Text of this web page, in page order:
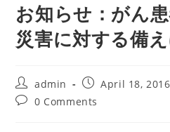
お知らせ：がん
災害に対する備
Post
author:
admin
Post
published:
April 18, 2016
Post0 Comments